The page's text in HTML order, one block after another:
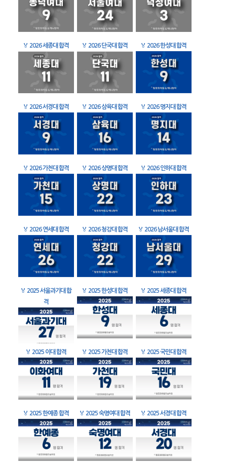
🏅 2026 세종대 합격 🏅 2026 단국대 합격 🏅 2026 한성대 합격
🏅 2026 서경대 합격 🏅 2026 삼육대 합격 🏅 2026 명지대 합격
🏅 2026 가천대 합격 🏅 2026 상명대 합격 🏅 2026 인하대 합격
🏅 2026 연세대 합격 🏅 2026 청강대 합격 🏅 2026 남서울대 합격
🏅 2025 서울과기대 합
격
🏅 2025 한성대 합격 🏅 2025 세종대 합격
🏅 2025 이대 합격 🏅 2025 가천대 합격 🏅 2025 국민대 합격
🏅 2025 한예종 합격 🏅 2025 숙명여대 합격 🏅 2025 서경대 합격